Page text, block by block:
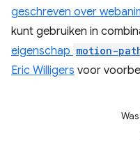
geschreven over
kunt gebruiken in
eigenschap motion-
Eric Willigers voor